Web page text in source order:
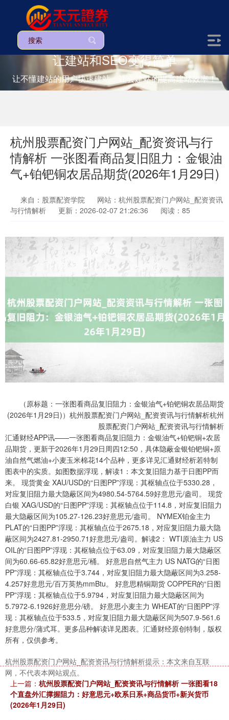
让建站和SEO变得简单
让不懂建站的用户快速建站，让会建站的提高建站效率！
杭州股票配资门户网站_配资资讯与行
情解析 一张图看商品复旧阻力：金银油
气+铂钯铜农居品期货(2026年1月29日)
来自：股票配资学院
网站：杭州股票配资门户网站_配资资讯
与行情解析
更新：2026-02-07 21:26:36 阅读：85
（原标题：一张图看商品复旧阻力：金银油气+铂钯铜农居品期货
(2026年1月29日)）杭州股票配资门户网站_配资资讯与行情解析杭州
股票配资门户网站_配资资讯与行情解析
汇通财经APP讯——一张图看商品复旧阻力：金银油气+铂钯铜+农居
品期货，更新于2026年1月29日周四12:50，具体隐蔽金银铂钯铜+原
油自然气燃油+小麦玉米棉花14个品种，更多详见汇通财经析若特制
图表中的实质。如图数据浮现，解读1：本文复旧阻力基于日图PP而
来。 现货黄金 XAU/USD的“日图PP”浮现：其枢轴点位于5330.28，
对应复旧阻力最大隐蔽区间为4980.54-5764.59好意思元/盎司。 现货
白银 XAG/USD的“日图PP”浮现：其枢轴点位于114.8，对应复旧阻力
最大隐蔽区间为105.27-126.23好意思元/盎司。 NYMEX铂金主力
PLAT的“日图PP”浮现：其枢轴点位于2675.18，对应复旧阻力最大隐
蔽区间为2427.81-2950.71好意思元/盎司。解读2： WTI原油主力 US
OIL的“日图PP”浮现：其枢轴点位于63.09，对应复旧阻力最大隐蔽区
间为60.66-65.82好意思元/桶。 好意思自然气主力 US NATG的“日图
PP”浮现：其枢轴点位于3.744，对应复旧阻力最大隐蔽区间为3.258-
4.257好意思元/百万英热mmBtu。 好意思精铜期货 COPPER的“日图
PP”浮现：其枢轴点位于5.9794，对应复旧阻力最大隐蔽区间为
5.7972-6.1926好意思分/磅。 好意思小麦主力 WHEAT的“日图PP”浮
现：其枢轴点位于533.5，对应复旧阻力最大隐蔽区间为507.9-561.6
好意思分/蒲式耳。更多品种解读详见图表。汇通财经原创特制，版权
所有，仅供参考。
杭州股票配资门户网站_配资资讯与行情解析提示：本文来自互联
网，不代表本网站观点。
上一篇： 杭州股票配资门户网站_配资资讯与行情解析 一张图看18
个直盘外汇撑握阻力：好意思元+欧系日系+商品货币+新兴货币
(2026年1月29日)